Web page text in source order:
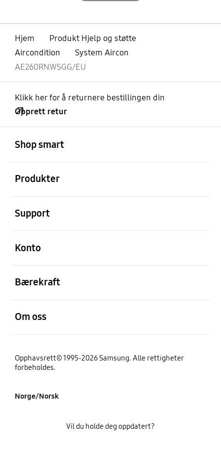
Hjem
Produkt Hjelp og støtte
Aircondition
System Aircon
AE260RNWSGG/EU
Klikk her for å returnere bestillingen din
Opprett retur
Shop smart
Produkter
Support
Konto
Bærekraft
Om oss
Opphavsrett© 1995-2026 Samsung. Alle rettigheter
forbeholdes.
Norge/Norsk
Vil du holde deg oppdatert?